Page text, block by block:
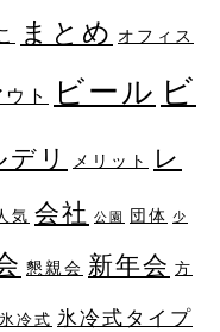
まとめ オフィス
ト ビール ビ
デリ メリット
レ
気 会社 公園 団体 少
懇親会 新年会 方
氷冷式 氷冷式タイプ